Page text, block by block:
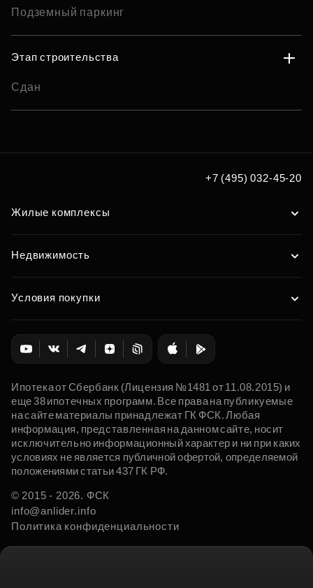
Подземный паркинг
Этап строительства
Сдан
+7 (495) 032-45-20
Жилые комплексы
Недвижимость
Условия покупки
Ипотека от Сбербанк (Лицензия №1481 от 11.08.2015) и
еще 38 ипотечных программ. Все права на публикуемые
на сайте материалы принадлежат ГК ФСК. Любая
информация, представленная на данном сайте, носит
исключительно информационный характер и ни при каких
условиях не является публичной офертой, определяемой
положениями статьи 437 ГК РФ.
© 2015 - 2026. ФСК
info@anlider.info
Политика конфиденциальности